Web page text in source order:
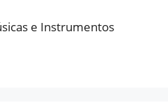
e Instrumentos